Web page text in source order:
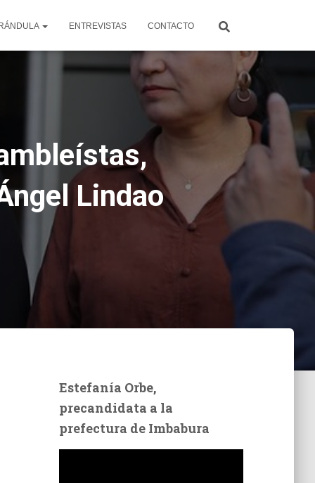
ENTREVISTAS CONTACTO
Lindao
Estefanía Orbe,
precandidata a la
prefectura de Imbabura